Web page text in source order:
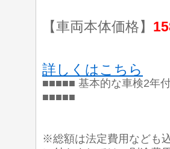
【車両本体価格】
詳しくはこちら
■■■■■ 基本的な車検2年
■■■■■
※総額は法定費用なども